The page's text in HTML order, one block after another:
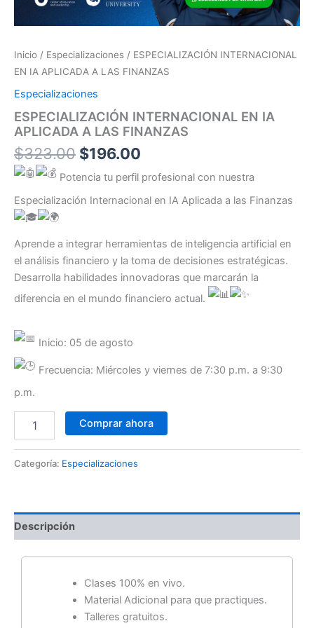
Inicio / Especializaciones / ESPECIALIZACIÓN INTERNACIONAL
EN IA APLICADA A LAS FINANZAS
Especializaciones
ESPECIALIZACIÓN INTERNACIONAL EN IA
APLICADA A LAS FINANZAS
$323.00 $196.00
Potencia tu perfil profesional con nuestra
Especialización Internacional en IA Aplicada a las Finanzas
Aprende a integrar herramientas de inteligencia artificial en
el análisis financiero y la toma de decisiones estratégicas.
Desarrolla habilidades innovadoras que marcarán la
diferencia en el mundo financiero actual.
Inicio: 05 de agosto
Frecuencia: Miércoles y viernes de 7:30 p.m. a 9:30
p.m.
Comprar ahora
Categoría: Especializaciones
Descripción
Clases 100% en vivo.
Material Adicional para que practiques.
Talleres gratuitos.